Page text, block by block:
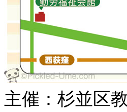
主催：杉並区